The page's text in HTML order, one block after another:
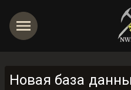
Новая база